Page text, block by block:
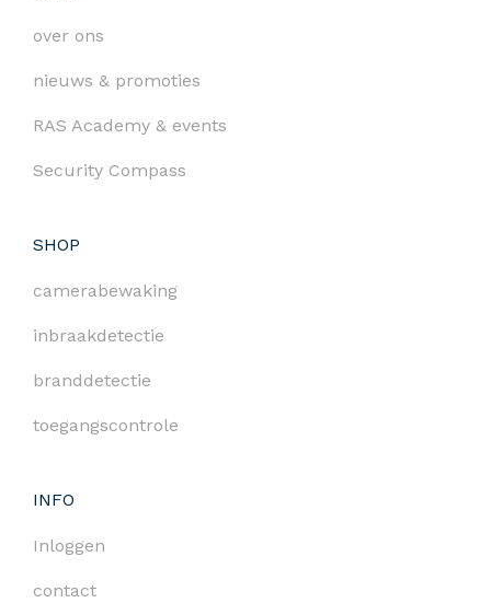
over ons
nieuws & promoties
RAS Academy & events
Security Compass
SHOP
camerabewaking
inbraakdetectie
branddetectie
toegangscontrole
INFO
Inloggen
contact